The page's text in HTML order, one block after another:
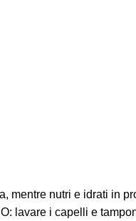
mentre nutri e idrati in
lavare i capelli e